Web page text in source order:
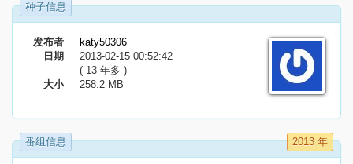
种子信息
发布者
katy50306
日期
2013-02-15 00:52:42
( 13 年多 )
大小
258.2 MB
番组信息 2013 年